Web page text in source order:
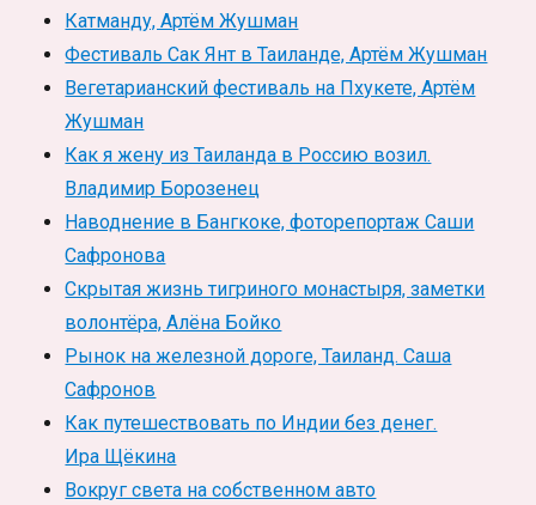
Катманду, Артём Жушман
Фестиваль Сак Янт в Таиланде, Артём Жушман
Вегетарианский фестиваль на Пхукете, Артём
Жушман
Как я жену из Таиланда в Россию возил.
Владимир Борозенец
Наводнение в Бангкоке, фоторепортаж Саши
Сафронова
Скрытая жизнь тигриного монастыря, заметки
волонтёра, Алёна Бойко
Рынок на железной дороге, Таиланд. Саша
Сафронов
Как путешествовать по Индии без денег.
Ира Щёкина
Вокруг света на собственном авто